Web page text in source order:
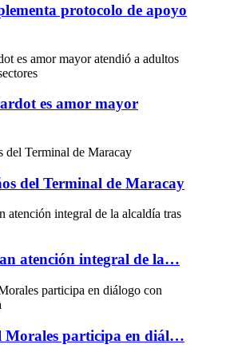
protocolo de apoyo
es amor mayor
del Terminal de Maracay
atención integral de la…
Morales participa en diál…